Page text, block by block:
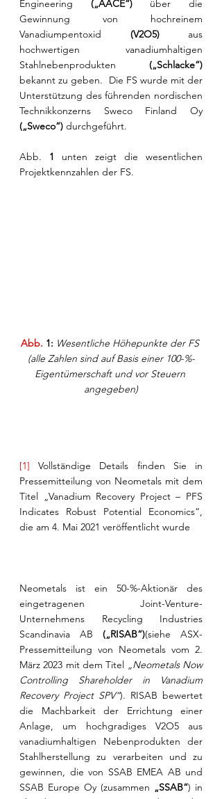
Engineering („AACE“) über die
Gewinnung von hochreinem
Vanadiumpentoxid (V2O5) aus
hochwertigen vanadiumhaltigen
Stahlnebenprodukten („Schlacke“)
bekannt zu geben.  Die FS wurde mit der
Unterstützung des führenden nordischen
(„Sweco“) durchgeführt.
Abb. 1
unten zeigt die wesentlichen
Projektkennzahlen der FS.
Abb. 1: Wesentliche Höhepunkte der FS
(alle Zahlen sind auf Basis einer 100-%-
Eigentümerschaft und vor Steuern
angegeben)
[1] Vollständige Details finden Sie in
Pressemitteilung von Neometals mit dem
Titel „Vanadium Recovery Project – PFS
Indicates Robust Potential Economics“,
die am 4. Mai 2021 veröffentlicht wurde
Neometals ist ein 50-%-Aktionär des
eingetragenen Joint-Venture-
Unternehmens Recycling Industries
Scandinavia AB („RISAB“)(siehe ASX-
Pressemitteilung von Neometals vom 2.
März 2023 mit dem Titel „Neometals Now
Controlling Shareholder in Vanadium
Recovery Project SPV“). RISAB bewertet
die Machbarkeit der Errichtung einer
Anlage, um hochgradiges V2O5 aus
vanadiumhaltigen Nebenprodukten der
Stahlherstellung zu verarbeiten und zu
gewinnen, die von SSAB EMEA AB und
SSAB Europe Oy (zusammen „SSAB“) in